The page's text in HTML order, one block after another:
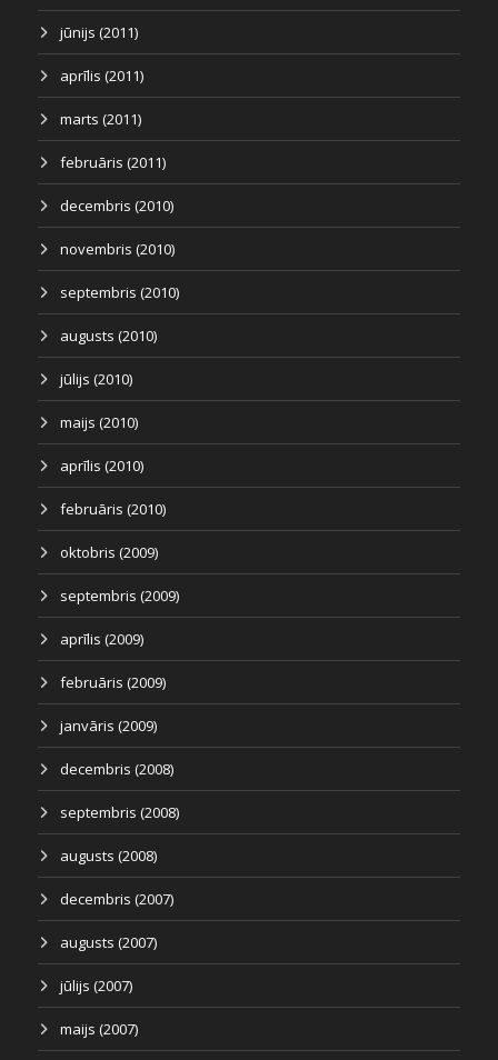
jūnijs (2011)
aprīlis (2011)
marts (2011)
februāris (2011)
decembris (2010)
novembris (2010)
septembris (2010)
augusts (2010)
jūlijs (2010)
maijs (2010)
aprīlis (2010)
februāris (2010)
oktobris (2009)
septembris (2009)
aprīlis (2009)
februāris (2009)
janvāris (2009)
decembris (2008)
septembris (2008)
augusts (2008)
decembris (2007)
augusts (2007)
jūlijs (2007)
maijs (2007)